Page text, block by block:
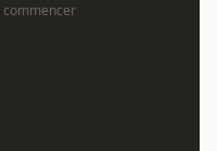
commencer